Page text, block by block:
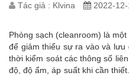
Tác giả : Klvina 2022-12-
Phòng sạch (cleanroom) là
để giảm thiểu sự ra vào và
thời kiểm soát các thông số
độ, độ ẩm, áp suất khi cần